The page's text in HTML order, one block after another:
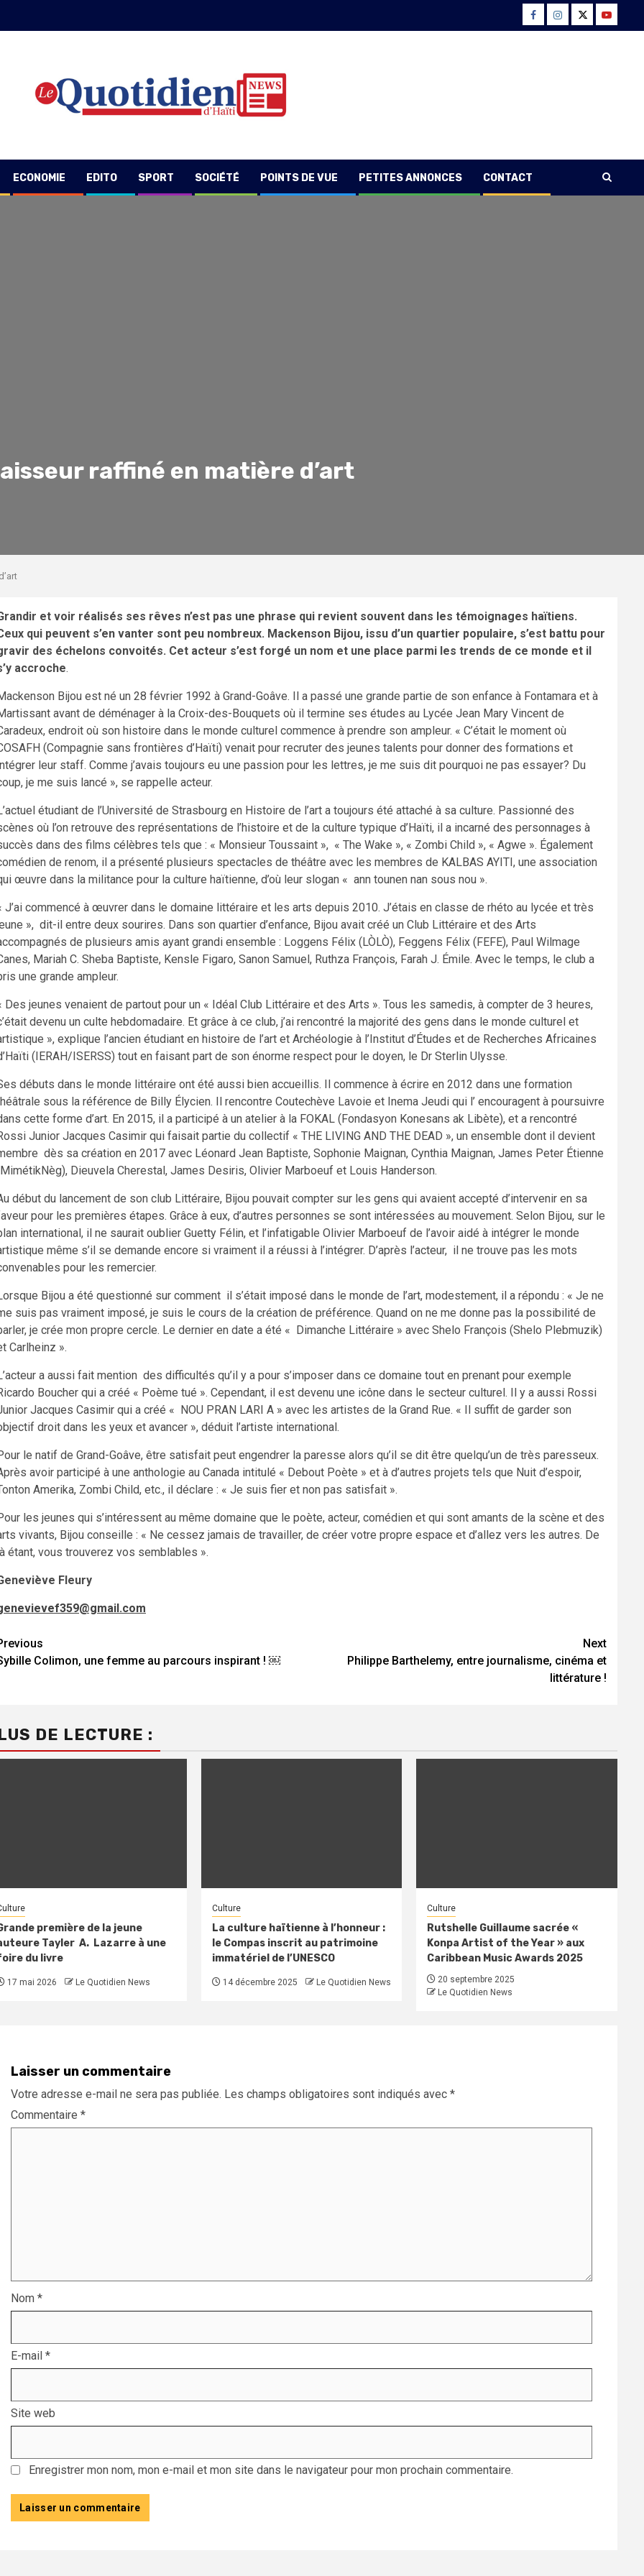
Facebook
Instagram
TwitterYoutube
ECONOMIE EDITO SPORT SOCIÉTÉ POINTS DE VUE PETITES ANNONCES CONTACT
raffiné en matière d’art
et voir réalisés ses rêves n’est pas une phrase qui revient souvent dans les témoignages haïtiens.
qui peuvent s’en vanter sont peu nombreux. Mackenson Bijou, issu d’un quartier populaire, s’est battu pour
des échelons convoités. Cet acteur s’est forgé un nom et une place parmi les trends de ce monde et il
accroche.
Bijou est né un 28 février 1992 à Grand-Goâve. Il a passé une grande partie de son enfance à Fontamara et à
avant de déménager à la Croix-des-Bouquets où il termine ses études au Lycée Jean Mary Vincent de
endroit où son histoire dans le monde culturel commence à prendre son ampleur. « C’était le moment où
(Compagnie sans frontières d’Haïti) venait pour recruter des jeunes talents pour donner des formations et
leur staff. Comme j’avais toujours eu une passion pour les lettres, je me suis dit pourquoi ne pas essayer? Du
je me suis lancé », se rappelle acteur.
étudiant de l’Université de Strasbourg en Histoire de l’art a toujours été attaché à sa culture. Passionné des
où l’on retrouve des représentations de l’histoire et de la culture typique d’Haïti, il a incarné des personnages à
dans des films célèbres tels que : « Monsieur Toussaint », « The Wake », « Zombi Child », « Agwe ». Également
de renom, il a présenté plusieurs spectacles de théâtre avec les membres de KALBAS AYITI, une association
œuvre dans la militance pour la culture haïtienne, d’où leur slogan « ann tounen nan sous nou ».
J’ai commencé à œuvrer dans le domaine littéraire et les arts depuis 2010. J’étais en classe de rhéto au lycée et très
», dit-il entre deux sourires. Dans son quartier d’enfance, Bijou avait créé un Club Littéraire et des Arts
de plusieurs amis ayant grandi ensemble : Loggens Félix (LÒLÒ), Feggens Félix (FEFE), Paul Wilmage
Mariah C. Sheba Baptiste, Kensle Figaro, Sanon Samuel, Ruthza François, Farah J. Émile. Avec le temps, le club a
une grande ampleur.
Des jeunes venaient de partout pour un « Idéal Club Littéraire et des Arts ». Tous les samedis, à compter de 3 heures,
devenu un culte hebdomadaire. Et grâce à ce club, j’ai rencontré la majorité des gens dans le monde culturel et
», explique l’ancien étudiant en histoire de l’art et Archéologie à l’Institut d’Études et de Recherches Africaines
(IERAH/ISERSS) tout en faisant part de son énorme respect pour le doyen, le Dr Sterlin Ulysse.
débuts dans le monde littéraire ont été aussi bien accueillis. Il commence à écrire en 2012 dans une formation
sous la référence de Billy Élycien. Il rencontre Coutechève Lavoie et Inema Jeudi qui l’ encouragent à poursuivre
cette forme d’art. En 2015, il a participé à un atelier à la FOKAL (Fondasyon Konesans ak Libète), et a rencontré
Junior Jacques Casimir qui faisait partie du collectif « THE LIVING AND THE DEAD », un ensemble dont il devient
dès sa création en 2017 avec Léonard Jean Baptiste, Sophonie Maignan, Cynthia Maignan, James Peter Étienne
Dieuvela Cherestal, James Desiris, Olivier Marboeuf et Louis Handerson.
début du lancement de son club Littéraire, Bijou pouvait compter sur les gens qui avaient accepté d’intervenir en sa
pour les premières étapes. Grâce à eux, d’autres personnes se sont intéressées au mouvement. Selon Bijou, sur le
international, il ne saurait oublier Guetty Félin, et l’infatigable Olivier Marboeuf de l’avoir aidé à intégrer le monde
même s’il se demande encore si vraiment il a réussi à l’intégrer. D’après l’acteur, il ne trouve pas les mots
pour les remercier.
Bijou a été questionné sur comment il s’était imposé dans le monde de l’art, modestement, il a répondu : « Je ne
suis pas vraiment imposé, je suis le cours de la création de préférence. Quand on ne me donne pas la possibilité de
je crée mon propre cercle. Le dernier en date a été « Dimanche Littéraire » avec Shelo François (Shelo Plebmuzik)
Carlheinz ».
a aussi fait mention des difficultés qu’il y a pour s’imposer dans ce domaine tout en prenant pour exemple
Boucher qui a créé « Poème tué ». Cependant, il est devenu une icône dans le secteur culturel. Il y a aussi Rossi
Jacques Casimir qui a créé « NOU PRAN LARI A » avec les artistes de la Grand Rue. « Il suffit de garder son
droit dans les yeux et avancer », déduit l’artiste international.
le natif de Grand-Goâve, être satisfait peut engendrer la paresse alors qu’il se dit être quelqu’un de très paresseux.
avoir participé à une anthologie au Canada intitulé « Debout Poète » et à d’autres projets tels que Nuit d’espoir,
Amerika, Zombi Child, etc., il déclare : « Je suis fier et non pas satisfait ».
les jeunes qui s’intéressent au même domaine que le poète, acteur, comédien et qui sont amants de la scène et des
vivants, Bijou conseille : « Ne cessez jamais de travailler, de créer votre propre espace et d’allez vers les autres. De
étant, vous trouverez vos semblables ».
Fleury
Colimon, une femme au parcours inspirant ! ￼
Next
Philippe Barthelemy, entre journalisme, cinéma et
littérature !
DE LECTURE :
première de la jeune
Tayler A. Lazarre à une
du livre
17 mai 2026 Le Quotidien News
Culture
La culture haïtienne à l’honneur :
le Compas inscrit au patrimoine
immatériel de l’UNESCO
14 décembre 2025 Le Quotidien News
Culture
Rutshelle Guillaume sacrée «
Konpa Artist of the Year » aux
Caribbean Music Awards 2025
20 septembre 2025
Le Quotidien News
Laisser un commentaire
Votre adresse e-mail ne sera pas publiée. Les champs obligatoires sont indiqués avec *
Commentaire *
Nom *
E-mail *
Site web
Enregistrer mon nom, mon e-mail et mon site dans le navigateur pour mon prochain commentaire.